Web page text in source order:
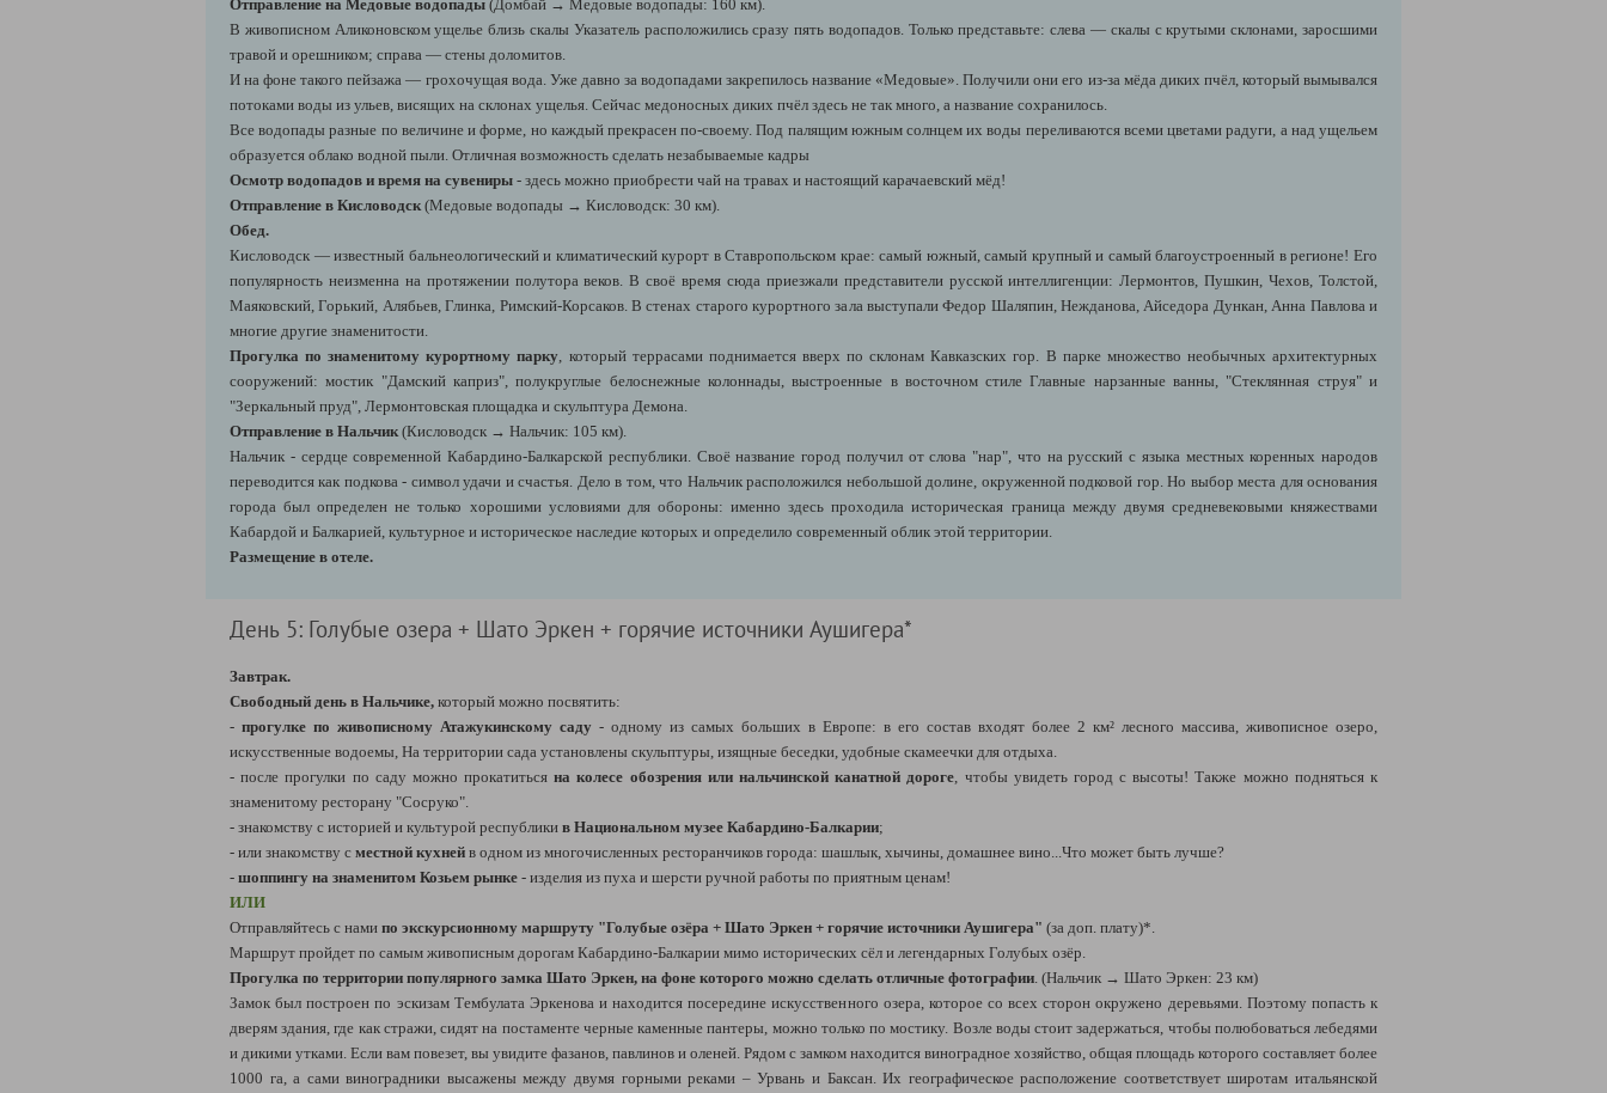
Отправление на Медовые водопады (Домбай → Медовые водопады: 160 км).
В живописном Аликоновском ущелье близь скалы Указатель расположились сразу пять водопадов. Только представьте: слева — скалы с крутыми склонами, заросшими
травой и орешником; справа — стены доломитов.
И на фоне такого пейзажа — грохочущая вода. Уже давно за водопадами закрепилось название «Медовые». Получили они его из-за мёда диких пчёл, который вымывался
потоками воды из ульев, висящих на склонах ущелья. Сейчас медоносных диких пчёл здесь не так много, а название сохранилось.
Все водопады разные по величине и форме, но каждый прекрасен по-своему. Под палящим южным солнцем их воды переливаются всеми цветами радуги, а над ущельем
образуется облако водной пыли. Отличная возможность сделать незабываемые кадры
Осмотр водопадов и время на сувениры - здесь можно приобрести чай на травах и настоящий карачаевский мёд!
Отправление в Кисловодск(Медовые водопады → Кисловодск: 30 км).
Обед.
Кисловодск — известный бальнеологический и климатический курорт в Ставропольском крае: самый южный, самый крупный и самый благоустроенный в регионе! Его
популярность неизменна на протяжении полутора веков. В своё время сюда приезжали представители русской интеллигенции: Лермонтов, Пушкин, Чехов, Толстой,
Маяковский, Горький, Алябьев, Глинка, Римский-Корсаков. В стенах старого курортного зала выступали Федор Шаляпин, Нежданова, Айседора Дункан, Анна Павлова и
многие другие знаменитости.
Прогулка по знаменитому курортному парку, который террасами поднимается вверх по склонам Кавказских гор. В парке множество необычных архитектурных
сооружений: мостик "Дамский каприз", полукруглые белоснежные колоннады, выстроенные в восточном стиле Главные нарзанные ванны, "Стеклянная струя" и
"Зеркальный пруд", Лермонтовская площадка и скульптура Демона.
Отправление в Нальчик(Кисловодск → Нальчик: 105 км).
Нальчик - сердце современной Кабардино-Балкарской республики. Своё название город получил от слова "нар", что на русский с языка местных коренных народов
переводится как подкова - символ удачи и счастья. Дело в том, что Нальчик расположился небольшой долине, окруженной подковой гор. Но выбор места для основания
города был определен не только хорошими условиями для обороны: именно здесь проходила историческая граница между двумя средневековыми княжествами
Кабардой и Балкарией, культурное и историческое наследие которых и определило современный облик этой территории.
Размещение в отеле.
День 5: Голубые озера + Шато Эркен + горячие источники Аушигера*
Завтрак.
Свободный день в Нальчике, который можно посвятить:
- прогулке по живописному Атажукинскому саду - одному из самых больших в Европе: в его состав входят более 2 км² лесного массива, живописное озеро,
искусственные водоемы, На территории сада установлены скульптуры, изящные беседки, удобные скамеечки для отдыха.
- после прогулки по саду можно прокатитьсяна колесе обозрения или нальчинской канатной дороге, чтобы увидеть город с высоты! Также можно подняться к
знаменитому ресторану "Сосруко".
- знакомству с историей и культурой республики в Национальном музее Кабардино-Балкарии;
- или знакомству с местной кухней в одном из многочисленных ресторанчиков города: шашлык, хычины, домашнее вино...Что может быть лучше?
- шоппингу на знаменитом Козьем рынке - изделия из пуха и шерсти ручной работы по приятным ценам!
ИЛИ
Отправляйтесь с нами по экскурсионному маршруту "Голубые озёра + Шато Эркен + горячие источники Аушигера" (за доп. плату)*.
Маршрут пройдет по самым живописным дорогам Кабардино-Балкарии мимо исторических сёл и легендарных Голубых озёр.
Прогулка по территории популярного замка Шато Эркен, на фоне которого можно сделать отличные фотографии. (Нальчик → Шато Эркен: 23 км)
Замок был построен по эскизам Тембулата Эркенова и находится посередине искусственного озера, которое со всех сторон окружено деревьями. Поэтому попасть к
дверям здания, где как стражи, сидят на постаменте черные каменные пантеры, можно только по мостику. Возле воды стоит задержаться, чтобы полюбоваться лебедями
и дикими утками. Если вам повезет, вы увидите фазанов, павлинов и оленей. Рядом с замком находится виноградное хозяйство, общая площадь которого составляет более
1000 га, а сами виноградники высажены между двумя горными реками – Урвань и Баксан. Их географическое расположение соответствует широтам итальянской